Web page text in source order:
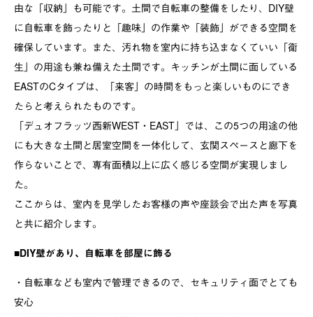
由な「収納」も可能です。土間で自転車の整備をしたり、DIY壁
に自転車を飾ったりと「趣味」の作業や「装飾」ができる空間を
確保しています。また、汚れ物を室内に持ち込まなくていい「衛
生」の用途も兼ね備えた土間です。キッチンが土間に面している
EASTのCタイプは、「来客」の時間をもっと楽しいものにでき
たらと考えられたものです。
「デュオフラッツ西新WEST・EAST」では、この5つの用途の他
にも大きな土間と居室空間を一体化して、玄関スペースと廊下を
作らないことで、専有面積以上に広く感じる空間が実現しまし
た。
ここからは、室内を見学したお客様の声や座談会で出た声を写真
と共に紹介します。
■DIY壁があり、自転車を部屋に飾る
・自転車なども室内で管理できるので、セキュリティ面でとても
安心